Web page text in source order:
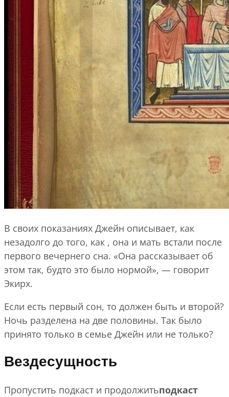
В своих показаниях Джейн описывает, как
незадолго до того, как , она и мать встали после
первого вечернего сна. «Она рассказывает об
этом так, будто это было нормой», — говорит
Экирх.
Если есть первый сон, то должен быть и второй?
Ночь разделена на две половины. Так было
принято только в семье Джейн или не только?
Вездесущность
Пропустить подкаст и продолжитьподкаст